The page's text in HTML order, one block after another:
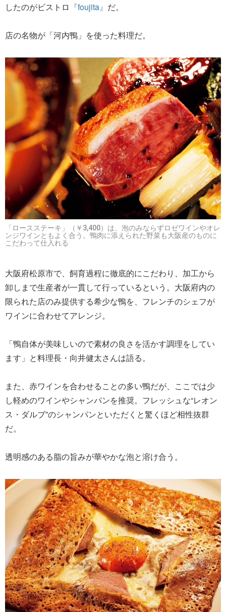
したのがビストロ 『foujita』 だ。
店の名物が「河内鴨」を使った料理だ。
「ロースステーキ」（￥3,400）は、泡のみならずロゼワインやオレ
ンジワインともよく合う。鴨肉に添えられた野菜も大阪産のものに
こだわって仕入れる
大阪府松原市で、飼育過程に徹底的にこだわり、加工から
卸しまで生産者が一貫して行っているという。大阪府内の
限られた店のみ提供する希少な鴨を、フレンチのシェフが
ワインに合わせてアレンジ。
「鴨自体が美味しいので素材の良さを活かす調理をしてい
ます」と料理長・向井健太さんは語る。
また、赤ワインを合わせることの多い鴨だが、ここでは少
し軽めのワインやシャンパンを推奨。フレッシュな“レオン
ス・ダルブ”のシャンパンといただくと驚くほど相性抜群
だ。
透明感のある脂の旨みが華やかな泡と溶け合う。